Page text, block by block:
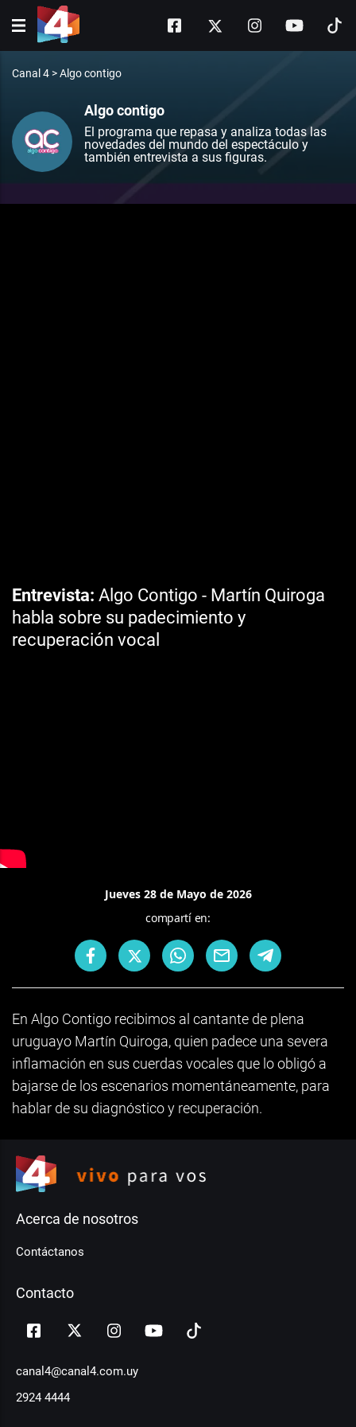
Canal 4 >Algo contigo
Algo contigo
El programa que repasa y analiza todas las
novedades del mundo del espectáculo y
también entrevista a sus figuras.
Entrevista Algo Contigo - Martín Quiroga
habla sobre su padecimiento y
recuperación vocal
Jueves 28 de Mayo de 2026
compartí en:
En Algo Contigo recibimos al cantante de plena
uruguayo Martín Quiroga, quien padece una severa
inflamación en sus cuerdas vocales que lo obligó a
bajarse de los escenarios momentáneamente, para
hablar de su diagnóstico y recuperación.
Acerca de nosotros
Contáctanos
Contacto
canal4@canal4.com.uy
2924 4444